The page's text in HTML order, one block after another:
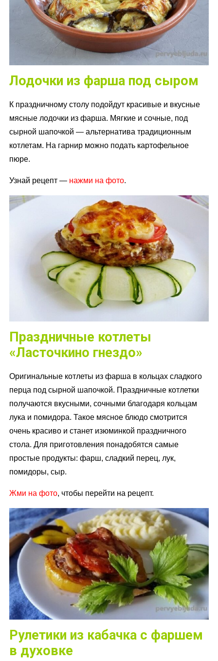
Лодочки из фарша под сыром
К праздничному столу подойдут красивые и вкусные
мясные лодочки из фарша. Мягкие и сочные, под
сырной шапочкой — альтернатива традиционным
котлетам. На гарнир можно подать картофельное
пюре.
Узнай рецепт — нажми на фото.
Праздничные котлеты
«Ласточкино гнездо»
Оригинальные котлеты из фарша в кольцах сладкого
перца под сырной шапочкой. Праздничные котлетки
получаются вкусными, сочными благодаря кольцам
лука и помидора. Такое мясное блюдо смотрится
очень красиво и станет изюминкой праздничного
стола. Для приготовления понадобятся самые
простые продукты: фарш, сладкий перец, лук,
помидоры, сыр.
Жми на фото, чтобы перейти на рецепт.
Рулетики из кабачка с фаршем
в духовке